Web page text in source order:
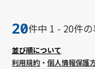
20件中 1 - 20件
並び順について
利用規約 ・個人情報保護